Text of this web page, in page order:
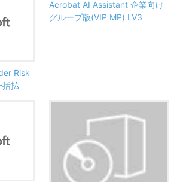
Risk
括払
Acrobat AI Assistant 企業向け
グループ版(VIP MP) LV3